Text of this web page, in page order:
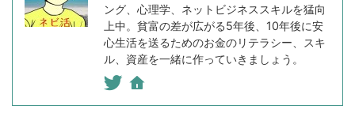
ング、心理学、ネットビジネススキルを猛向
上中。貧富の差が広がる5年後、10年後に安
心生活を送るためのお金のリテラシー、スキ
ル、資産を一緒に作っていきましょう。